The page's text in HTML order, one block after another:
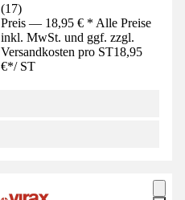
(17)
Preis — 18,95 € * Alle Preise
inkl. MwSt. und ggf. zzgl.
Versandkosten pro ST18,95
€*/ ST